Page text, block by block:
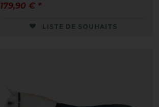
179,90 € *
LISTE DE SOUHAITS